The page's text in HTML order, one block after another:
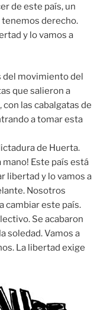
de este país, un
tenemos derecho.
y lo vamos a
del movimiento del
que salieron a
las cabalgatas de
a tomar esta
de Huerta.
mano! Este país está
libertad y lo vamos a
Nosotros
cambiar este país.
Se acabaron
soledad. Vamos a
La libertad exige